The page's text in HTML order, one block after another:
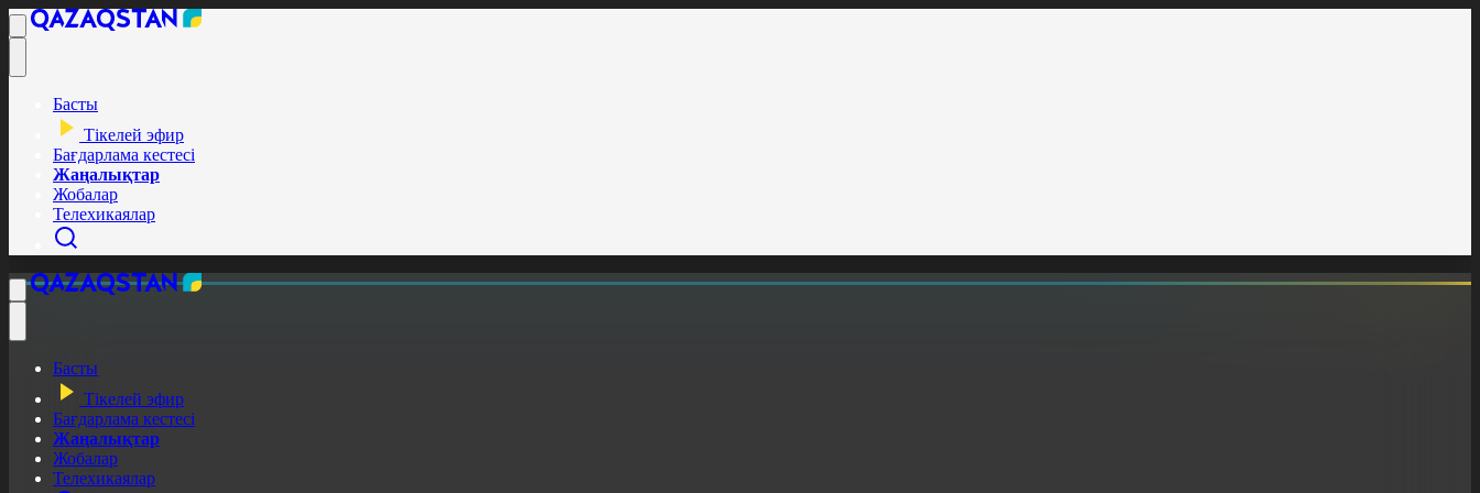
Басты
Тікелей эфир
Бағдарлама кестесі
Жаңалықтар
Жобалар
Телехикаялар
Басты
Тікелей эфир
Бағдарлама кестесі
Жаңалықтар
Жобалар
Телехикаялар